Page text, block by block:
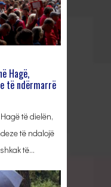
Hagë,
të ndërmarrë
të dielën,
të ndalojë
të…